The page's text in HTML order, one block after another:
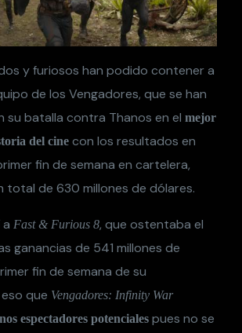
y furiosos han podido contener a
de los Vengadores, que se han
su batalla contra Thanos en elmejor
del cine con los resultados en
fin de semana en cartelera,
total de 630 millones de dólares.
aFast & Furious 8, que ostentaba el
ganancias de 541 millones de
fin de semana de su
que Vengadores: Infinity War
espectadores potenciales pues no se